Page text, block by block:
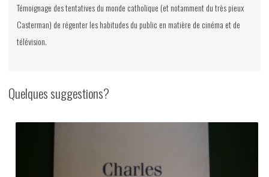
Témoignage des tentatives du monde catholique (et notamment du très pieux
Casterman) de régenter les habitudes du public en matière de cinéma et de
télévision.
Quelques suggestions?